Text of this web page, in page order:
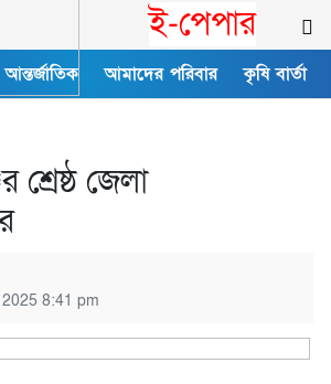
ই-পেপার
আন্তর্জাতিক আমাদের পরিবার কৃষি বার্তা
শ্রেষ্ঠ জেলা
8:41 pm